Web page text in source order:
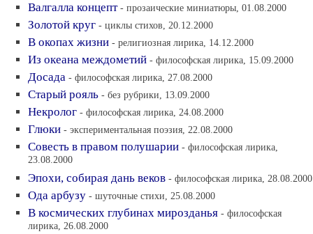
Валгалла концепт - прозаические миниатюры, 01.08.2000
Золотой круг - циклы стихов, 20.12.2000
В окопах жизни - религиозная лирика, 14.12.2000
Из океана междометий - философская лирика, 15.09.2000
Досада - философская лирика, 27.08.2000
Старый рояль - без рубрики, 13.09.2000
Некролог - философская лирика, 24.08.2000
Глюки - экспериментальная поэзия, 22.08.2000
Совесть в правом полушарии - философская лирика,
23.08.2000
Эпохи, собирая дань веков - философская лирика, 28.08.2000
Ода арбузу - шуточные стихи, 25.08.2000
В космических глубинах мирозданья - философская
лирика, 26.08.2000